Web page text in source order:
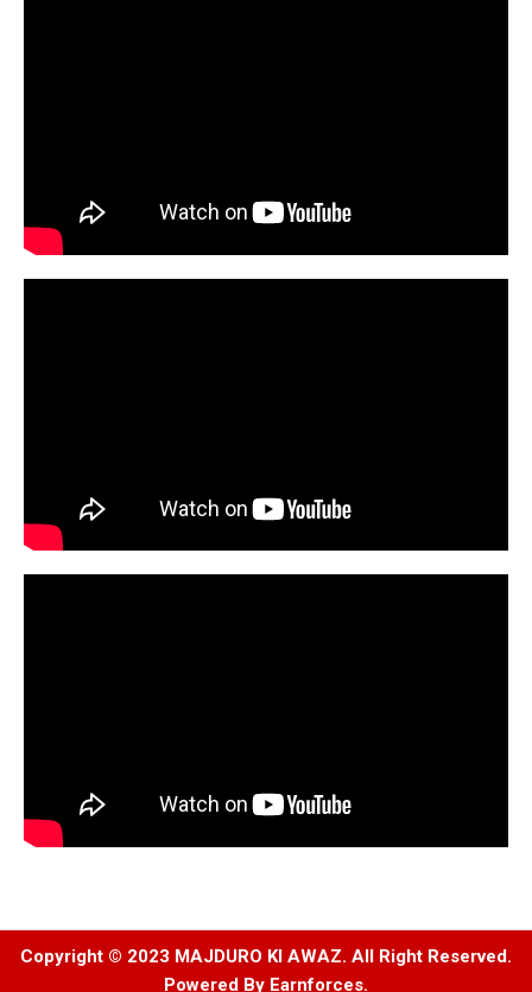
Copyright © 2023 MAJDURO KI AWAZ. All Right Reserved.
Powered By Earnforces.